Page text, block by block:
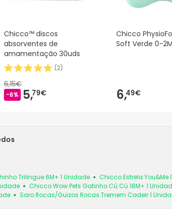
Chicco™ discos
absorventes de
amamentação 30uds
(2)
6,15€
-6% 5,79€
Chicco
Soft Verde 0-
6,49€
Trilingue 6M+ 1 Unidade
Chicco Estrela You&Me
Chicco Wow Pets Gatinho Cú Cú 18M+ 1
Saro Rocas/Guizos Rocas Tremem Cadeir 1